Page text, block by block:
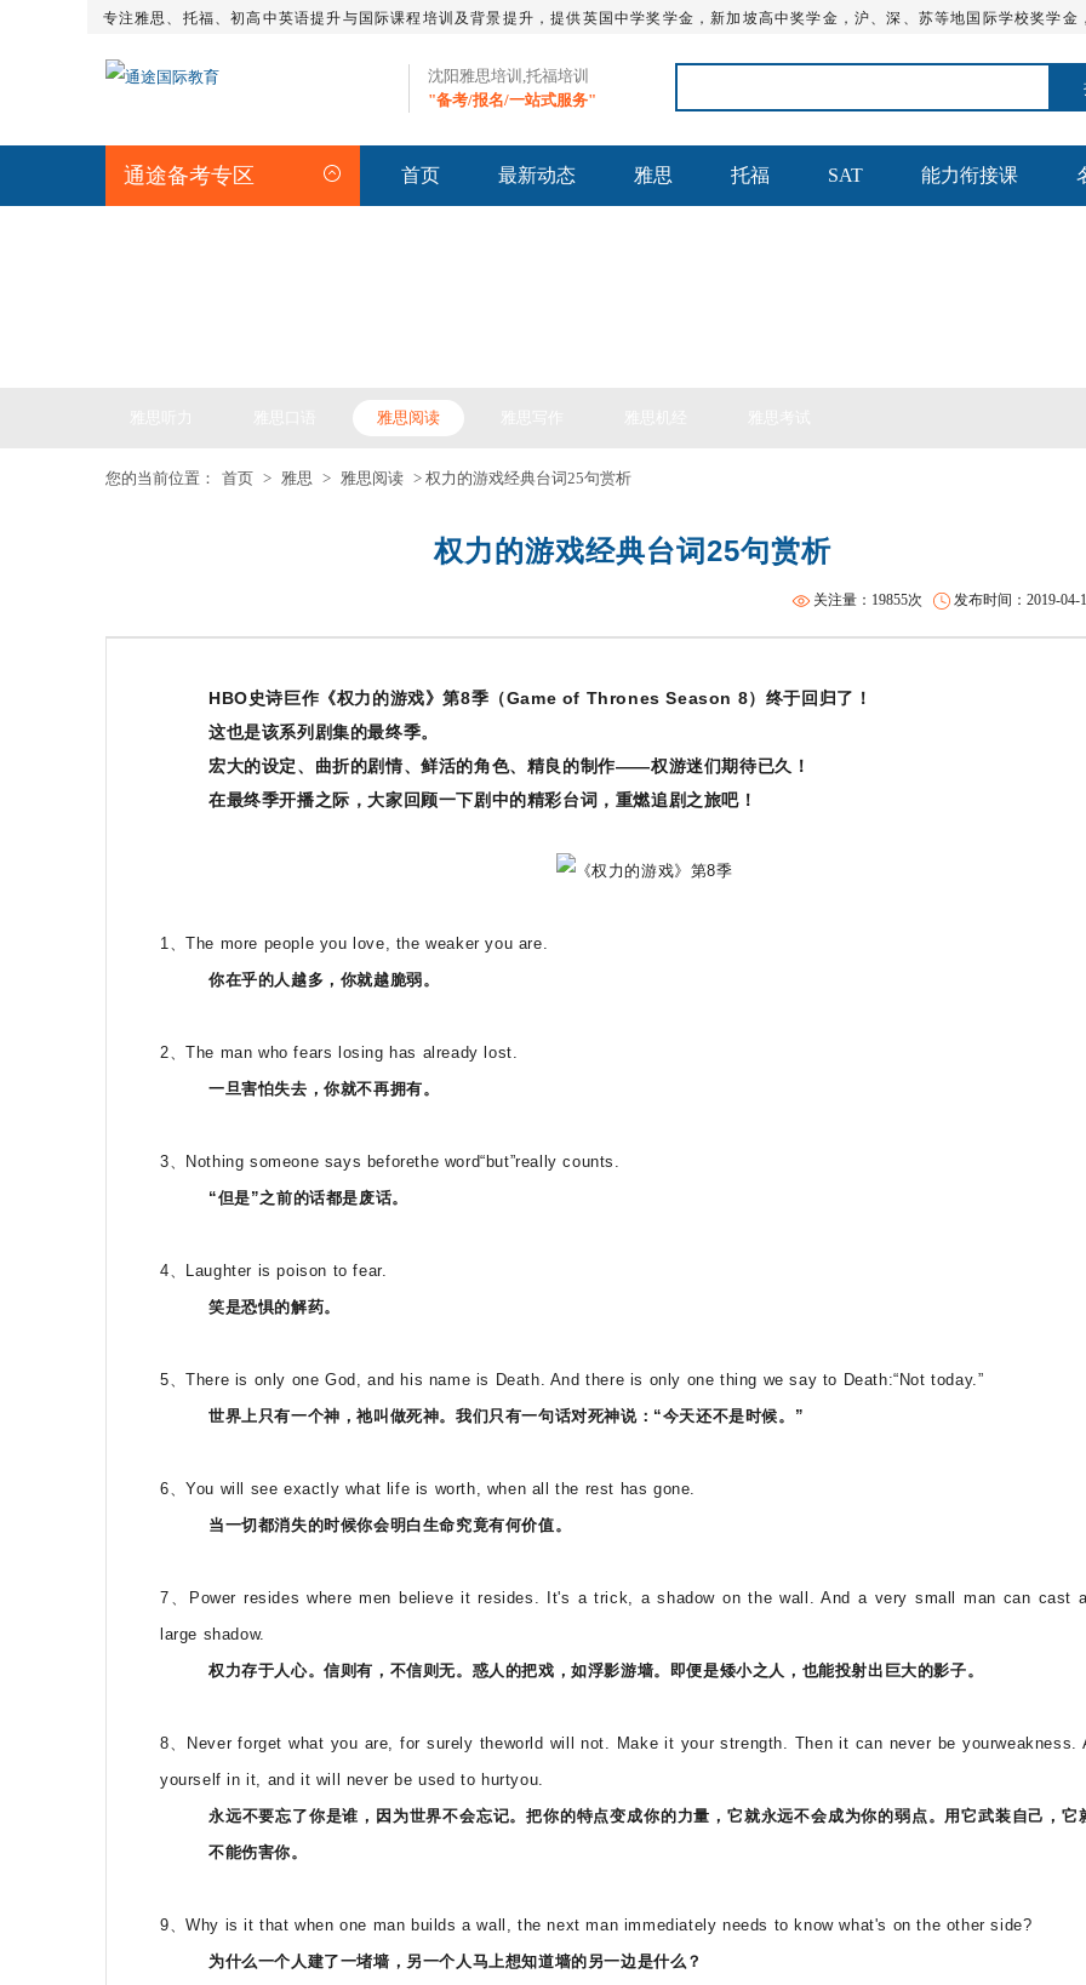
专注雅思、托福、初高中英语提升与国际课程培训及背景提升，提供英国中学奖学金，新加坡高中奖学金，沪、深、苏等地国际学校奖学
沈阳雅思培训,托福培训
"备考/报名/一站式服务"
通途备考专区 首页 最新动态 雅思 托福 SAT 能力衔接课
雅思阅读
您的当前位置： 首页 > 雅思 > 雅思阅读 > 权力的游戏经典台词25句赏析
权力的游戏经典台词25句赏析
发布时间：2019-04-
关注量：19855次
HBO史诗巨作《权力的游戏》第8季（Game of Thrones Season 8）终于回归了！
这也是该系列剧集的最终季。
宏大的设定、曲折的剧情、鲜活的角色、精良的制作——权游迷们期待已久！
在最终季开播之际，大家回顾一下剧中的精彩台词，重燃追剧之旅吧！
1、The more people you love, the weaker you are.
你在乎的人越多，你就越脆弱。
2、The man who fears losing has already lost.
一旦害怕失去，你就不再拥有。
3、Nothing someone says beforethe word“but”really counts.
“但是”之前的话都是废话。
4、Laughter is poison to fear.
笑是恐惧的解药。
5、There is only one God, and his name is Death. And there is only one thing we say to Death:“Not today.”
世界上只有一个神，祂叫做死神。我们只有一句话对死神说：“今天还不是时候。”
6、You will see exactly what life is worth, when all the rest has gone.
当一切都消失的时候你会明白生命究竟有何价值。
7、Power resides where men believe it resides. It's a trick, a shadow on the wall. And a very small man can cast
large shadow.
权力存于人心。信则有，不信则无。惑人的把戏，如浮影游墙。即便是矮小之人，也能投射出巨大的影子。
8、Never forget what you are, for surely theworld will not. Make it your strength. Then it can never be yourweakness.
yourself in it, and it will never be used to hurtyou.
永远不要忘了你是谁，因为世界不会忘记。把你的特点变成你的力量，它就永远不会成为你的弱点。用它武装自己，它
不能伤害你。
9、Why is it that when one man builds a wall, the next man immediately needs to know what's on the other side?
为什么一个人建了一堵墙，另一个人马上想知道墙的另一边是什么？
SAT基础班